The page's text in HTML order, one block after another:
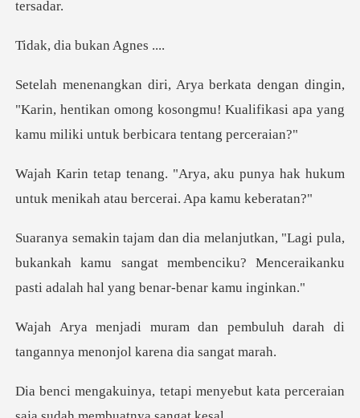
a bukan A
,
"Karin, hentikan omong kosongmu! Kualifikasi apa y
ku punya hak hukum
untuk menikah a
pula,
bukankah kamu sangat membenciku? Menceraikan
embuluh darah di
tangannya men
menyebut kata perceraian